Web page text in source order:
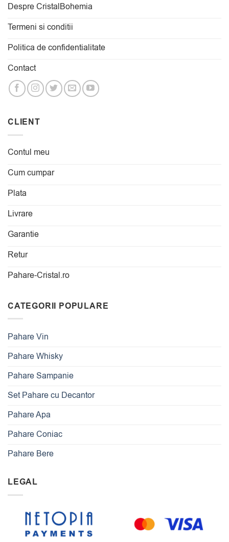
Despre CristalBohemia
Termeni si conditii
Politica de confidentialitate
Contact
CLIENT
Contul meu
Cum cumpar
Plata
Livrare
Garantie
Retur
Pahare-Cristal.ro
CATEGORII POPULARE
Pahare Vin
Pahare Whisky
Pahare Sampanie
Set Pahare cu Decantor
Pahare Apa
Pahare Coniac
Pahare Bere
LEGAL